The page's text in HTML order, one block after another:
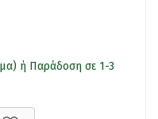
ή Παράδοση σε 1-3